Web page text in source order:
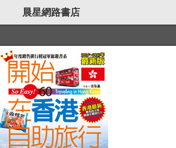
晨星網路書店